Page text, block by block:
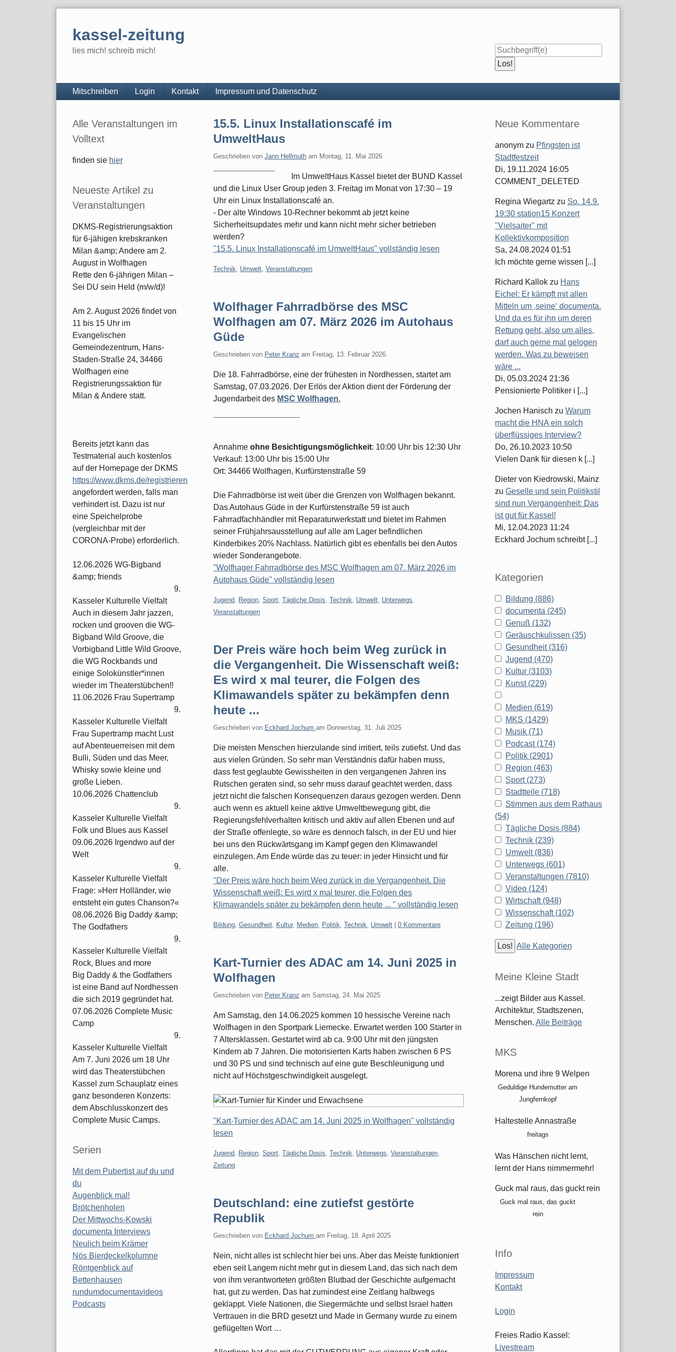
kassel-zeitung
lies mich! schreib mich!
Navigation
Mitschreiben Login Kontakt Impressum und Datenschutz
15.5. Linux Installationscafé im
UmweltHaus
Geschrieben von Jann Hellmuth am Montag, 11. Mai 2026
Im UmweltHaus Kassel bietet der BUND Kassel
und die Linux User Group jeden 3. Freitag im Monat von 17:30 – 19
Uhr ein Linux Installationscafé an.
- Der alte Windows 10-Rechner bekommt ab jetzt keine
Sicherheitsupdates mehr und kann nicht mehr sicher betrieben
werden?
"15.5. Linux Installationscafé im UmweltHaus" vollständig lesen
Kategorien:
Technik, Umwelt, Veranstaltungen
Wolfhager Fahrradbörse des MSC
Wolfhagen am 07. März 2026 im Autohaus
Güde
Geschrieben von Peter Kranz am Freitag, 13. Februar 2026
Die 18. Fahrradbörse, eine der frühesten in Nordhessen, startet am
Samstag, 07.03.2026. Der Erlös der Aktion dient der Förderung der
Jugendarbeit des MSC Wolfhagen.
Annahme ohne Besichtigungsmöglichkeit: 10:00 Uhr bis 12:30 Uhr
Verkauf: 13:00 Uhr bis 15:00 Uhr
Ort: 34466 Wolfhagen, Kurfürstenstraße 59
Die Fahrradbörse ist weit über die Grenzen von Wolfhagen bekannt.
Das Autohaus Güde in der Kurfürstenstraße 59 ist auch
Fahrradfachhändler mit Reparaturwerkstatt und bietet im Rahmen
seiner Frühjahrsausstellung auf alle am Lager befindlichen
Kinderbikes 20% Nachlass. Natürlich gibt es ebenfalls bei den Autos
wieder Sonderangebote.
"Wolfhager Fahrradbörse des MSC Wolfhagen am 07. März 2026 im
Autohaus Güde" vollständig lesen
Kategorien:
Jugend, Region, Sport, Tägliche Dosis, Technik, Umwelt, Unterwegs,
Veranstaltungen
Der Preis wäre hoch beim Weg zurück in
die Vergangenheit. Die Wissenschaft weiß:
Es wird x mal teurer, die Folgen des
Klimawandels später zu bekämpfen denn
heute ...
Geschrieben von Eckhard Jochum am Donnerstag, 31. Juli 2025
Die meisten Menschen hierzulande sind irritiert, teils zutiefst. Und das
aus vielen Gründen. So sehr man Verständnis dafür haben muss,
dass fest geglaubte Gewissheiten in den vergangenen Jahren ins
Rutschen geraten sind, so sehr muss darauf geachtet werden, dass
jetzt nicht die falschen Konsequenzen daraus gezogen werden. Denn
auch wenn es aktuell keine aktive Umweltbewegung gibt, die
Regierungsfehlverhalten kritisch und aktiv auf allen Ebenen und auf
der Straße offenlegte, so wäre es dennoch falsch, in der EU und hier
bei uns den Rückwärtsgang im Kampf gegen den Klimawandel
einzulegen. Am Ende würde das zu teuer: in jeder Hinsicht und für
alle.
"Der Preis wäre hoch beim Weg zurück in die Vergangenheit. Die
Wissenschaft weiß: Es wird x mal teurer, die Folgen des
Klimawandels später zu bekämpfen denn heute ... " vollständig lesen
Kategorien:
Bildung, Gesundheit, Kultur, Medien, Politik, Technik, Umwelt 0 Kommentare
Kart-Turnier des ADAC am 14. Juni 2025 in
Wolfhagen
Geschrieben von Peter Kranz am Samstag, 24. Mai 2025
Am Samstag, den 14.06.2025 kommen 10 hessische Vereine nach
Wolfhagen in den Sportpark Liemecke. Erwartet werden 100 Starter in
7 Altersklassen. Gestartet wird ab ca. 9:00 Uhr mit den jüngsten
Kindern ab 7 Jahren. Die motorisierten Karts haben zwischen 6 PS
und 30 PS und sind technisch auf eine gute Beschleunigung und
nicht auf Höchstgeschwindigkeit ausgelegt.
"Kart-Turnier des ADAC am 14. Juni 2025 in Wolfhagen" vollständig
lesen
Kategorien:
Jugend, Region, Sport, Tägliche Dosis, Technik, Unterwegs, Veranstaltungen,
Zeitung
Deutschland: eine zutiefst gestörte
Republik
Geschrieben von Eckhard Jochum am Freitag, 18. April 2025
Nein, nicht alles ist schlecht hier bei uns. Aber das Meiste funktioniert
eben seit Langem nicht mehr gut in diesem Land, das sich nach dem
von ihm verantworteten größten Blutbad der Geschichte aufgemacht
hat, gut zu werden. Das hat zumindest eine Zeitlang halbwegs
geklappt. Viele Nationen, die Siegermächte und selbst Israel hatten
Vertrauen in die BRD gesetzt und Made in Germany wurde zu einem
geflügelten Wort …
Seitenleiste
Alle Veranstaltungen im
Volltext
finden sie hier
Neueste Artikel zu
Veranstaltungen
DKMS-Registrierungsaktion
für 6-jähigen krebskranken
Milan &amp; Andere am 2.
August in Wolfhagen
Rette den 6-jährigen Milan –
Sei DU sein Held (m/w/d)!
Am 2. August 2026 findet von
11 bis 15 Uhr im
Evangelischen
Gemeindezentrum, Hans-
Staden-Straße 24, 34466
Wolfhagen eine
Registrierungssaktion für
Milan & Andere statt.
Bereits jetzt kann das
Testmaterial auch kostenlos
auf der Homepage der DKMS
https://www.dkms.de/registrieren
angefordert werden, falls man
verhindert ist. Dazu ist nur
eine Speichelprobe
(vergleichbar mit der
CORONA-Probe) erforderlich.
12.06.2026 WG-Bigband
&amp; friends
9.
Kasseler Kulturelle Vielfalt
Auch in diesem Jahr jazzen,
rocken und grooven die WG-
Bigband Wild Groove, die
Vorbigband Little Wild Groove,
die WG Rockbands und
einige Solokünstler*innen
wieder im Theaterstübchen!!
11.06.2026 Frau Supertramp
9.
Kasseler Kulturelle Vielfalt
Frau Supertramp macht Lust
auf Abenteuerreisen mit dem
Bulli, Süden und das Meer,
Whisky sowie kleine und
große Lieben.
10.06.2026 Chattenclub
9.
Kasseler Kulturelle Vielfalt
Folk und Blues aus Kassel
09.06.2026 Irgendwo auf der
Welt
9.
Kasseler Kulturelle Vielfalt
Frage: »Herr Holländer, wie
entsteht ein gutes Chanson?«
08.06.2026 Big Daddy &amp;
The Godfathers
9.
Kasseler Kulturelle Vielfalt
Rock, Blues and more
Big Daddy & the Godfathers
ist eine Band auf Nordhessen
die sich 2019 gegründet hat.
07.06.2026 Complete Music
Camp
9.
Kasseler Kulturelle Vielfalt
Am 7. Juni 2026 um 18 Uhr
wird das Theaterstübchen
Kassel zum Schauplatz eines
ganz besonderen Konzerts:
dem Abschlusskonzert des
Complete Music Camps.
Serien
Mit dem Pubertist auf du und
du
Augenblick mal!
Brötchenholen
Der Mittwochs-Kowski
documenta Interviews
Neulich beim Krämer
Nös Bierdeckelkolumne
Röntgenblick auf
Bettenhausen
rundumdocumentavideos
Podcasts
Seitenleiste
Neue Kommentare
anonym zu Pfingsten ist
Stadtfestzeit
Di, 19.11.2024 16:05
COMMENT_DELETED
Regina Wiegartz zu So. 14.9.
19:30 station15 Konzert
"Vielsaiter" mit
Kollektivkomposition
Sa, 24.08.2024 01:51
Ich möchte gerne wissen [...]
Richard Kallok zu Hans
Eichel: Er kämpft mit allen
Mitteln um ‚seine‘ documenta.
Und da es für ihn um deren
Rettung geht, also um alles,
darf auch gerne mal gelogen
werden. Was zu beweisen
wäre ...
Di, 05.03.2024 21:36
Pensionierte Politiker i [...]
Jochen Hanisch zu Warum
macht die HNA ein solch
überflüssiges Interview?
Do, 26.10.2023 10:50
Vielen Dank für diesen k [...]
Dieter von Kiedrowski, Mainz
zu Geselle und sein Politikstil
sind nun Vergangenheit: Das
ist gut für Kassel!
Mi, 12.04.2023 11:24
Eckhard Jochum schreibt [...]
Kategorien
Bildung (886)
documenta (245)
Genuß (132)
Geräuschkulissen (35)
Gesundheit (316)
Jugend (470)
Kultur (3103)
Kunst (229)
Medien (619)
MKS (1429)
Musik (71)
Podcast (174)
Politik (2901)
Region (463)
Sport (273)
Stadtteile (718)
Stimmen aus dem Rathaus
(54)
Tägliche Dosis (884)
Technik (239)
Umwelt (836)
Unterwegs (601)
Veranstaltungen (7810)
Video (124)
Wirtschaft (948)
Wissenschaft (102)
Zeitung (196)
Alle Kategorien
Meine Kleine Stadt
...zeigt Bilder aus Kassel.
Architektur, Stadtszenen,
Menschen. Alle Beiträge
MKS
Morena und ihre 9 Welpen
Geduldige Hundemutter am
Jungfernkopf
Haltestelle Annastraße
freitags
Was Hänschen nicht lernt,
lernt der Hans nimmermehr!
Guck mal raus, das guckt rein
Guck mal raus, das guckt
rein
Info
Impressum
Kontakt
Login
Freies Radio Kassel:
Livestream